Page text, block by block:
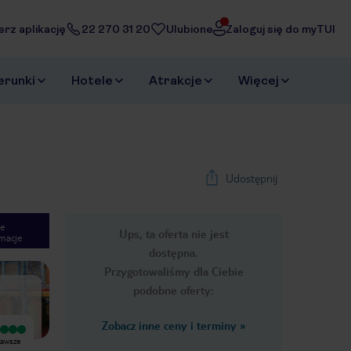
aplikację 22 270 31 20 Ulubione Zaloguj się do myTUI
Hotele Atrakcje Więcej
Udostępnij
Ups, ta oferta nie jest
dostępna.
Przygotowaliśmy dla Ciebie
podobne oferty:
Zobacz inne ceny i terminy »
Next slide
1/22
Bardzo dobry Wyjątkowy